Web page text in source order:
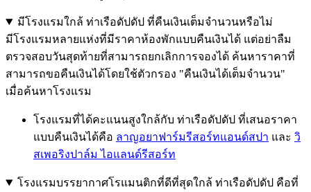
มีโรงแรมใกล้ ท่าเรือดัปดัป ที่คืนเงินเต็มจำนวนหรือไม่
มีโรงแรมหลายแห่งที่มีราคาห้องพักแบบคืนเงินได้ แต่อย่าลืม
ตรวจสอบวันสุดท้ายที่สามารถยกเลิกการจองได้ ค้นหาราคาที่
สามารถขอคืนเงินได้โดยใช้ตัวกรอง "คืนเงินได้เต็มจำนวน"
เมื่อค้นหาโรงแรม
โรงแรมที่ได้คะแนนสูงใกล้กับ ท่าเรือดัปดัป ที่เสนอราคา
แบบคืนเงินได้คือ ลาญอยาฟาร์มรีสอร์ทแอนด์สปา และ วิ
สเพอริงปาล์ม ไอแลนด์รีสอร์ท
โรงแรมบรรยากาศโรแมนติกที่ดีที่สุดใกล้ ท่าเรือดัปดัป คือที่